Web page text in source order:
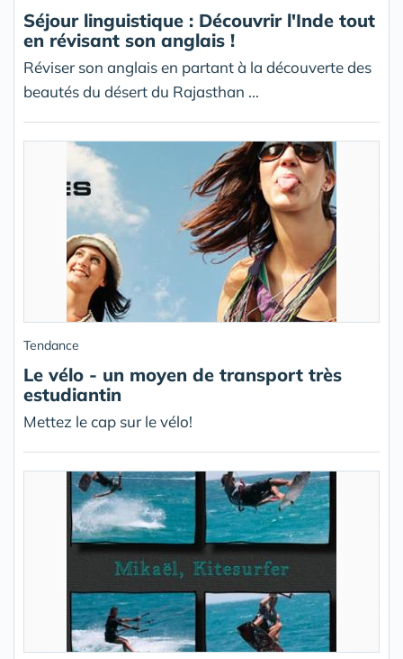
Séjour linguistique : Découvrir l'Inde tout
en révisant son anglais !
Réviser son anglais en partant à la découverte des
beautés du désert du Rajasthan ...
Tendance
Le vélo - un moyen de transport très
estudiantin
Mettez le cap sur le vélo!